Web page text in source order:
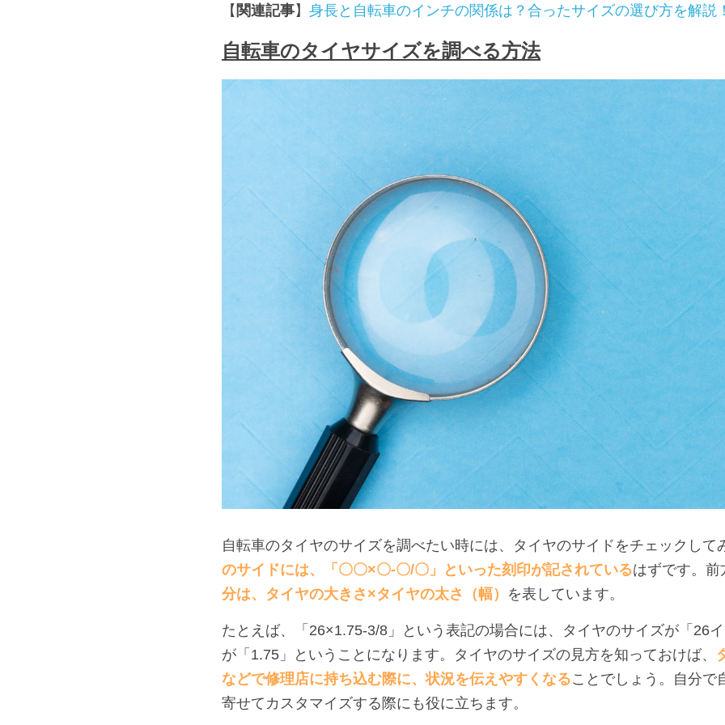
【 関連記事】 身長と自転車のインチの関係は？合ったサイズの選び方を解説
自転車のタイヤサイズを調べる方法
自転車のタイヤのサイズを調べたい時には、タイヤのサイドをチェックして
のサイドには、「〇〇×〇-〇/〇 」といった刻印が記されているはずです。前
分は、 タイヤの大きさ×タイヤの太さ（幅） を表しています。
たとえば、「26×1.75-3/8」という表記の場合には、タイヤのサイズが「26
が「1.75」ということになります。タイヤのサイズの見方を知っておけば、
などで修理店に持ち込む際に、状況を伝えやすくなることでしょう。自分で
寄せてカスタマイズする際にも役に立ちます。